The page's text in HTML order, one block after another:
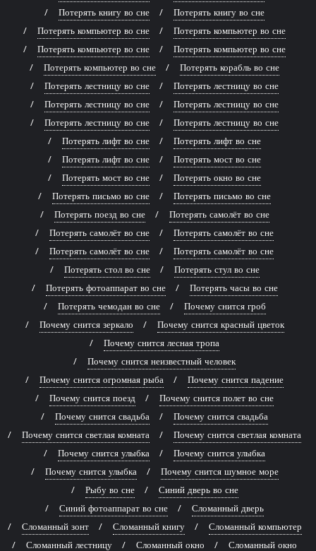
Потерять книгу во сне
Потерять книгу во сне
Потерять компьютер во сне
Потерять компьютер во сне
Потерять компьютер во сне
Потерять компьютер во сне
Потерять компьютер во сне
Потерять корабль во сне
Потерять лестницу во сне
Потерять лестницу во сне
Потерять лестницу во сне
Потерять лестницу во сне
Потерять лестницу во сне
Потерять лестницу во сне
Потерять лифт во сне
Потерять лифт во сне
Потерять лифт во сне
Потерять мост во сне
Потерять мост во сне
Потерять окно во сне
Потерять письмо во сне
Потерять письмо во сне
Потерять поезд во сне
Потерять самолёт во сне
Потерять самолёт во сне
Потерять самолёт во сне
Потерять самолёт во сне
Потерять самолёт во сне
Потерять стол во сне
Потерять стул во сне
Потерять фотоаппарат во сне
Потерять часы во сне
Потерять чемодан во сне
Почему снится гроб
Почему снится зеркало
Почему снится красный цветок
Почему снится лесная тропа
Почему снится неизвестный человек
Почему снится огромная рыба
Почему снится падение
Почему снится поезд
Почему снится полет во сне
Почему снится свадьба
Почему снится свадьба
Почему снится светлая комната
Почему снится светлая комната
Почему снится улыбка
Почему снится улыбка
Почему снится улыбка
Почему снится шумное море
Рыбу во сне
Синий дверь во сне
Синий фотоаппарат во сне
Сломанный дверь
Сломанный зонт
Сломанный книгу
Сломанный компьютер
Сломанный лестницу
Сломанный окно Сломанный окно